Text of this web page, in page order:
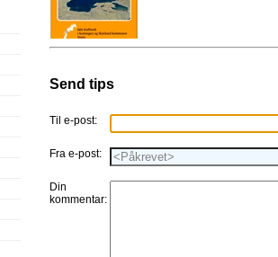
Send tips
Til e-post:
Fra e-post:
Din
kommentar: